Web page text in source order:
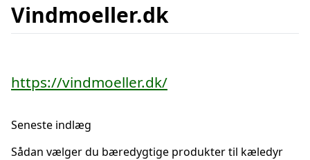
Vindmoeller.dk
https://vindmoeller.dk/
Seneste indlæg
Sådan vælger du bæredygtige produkter til kæledyr